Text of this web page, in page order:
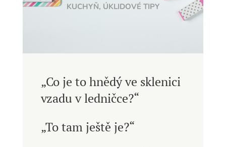
KUCHYŇ, ÚKLIDOVÉ TIPY
„Co je to hnědý ve sklenici
vzadu v ledničce?“
„To tam ještě je?“